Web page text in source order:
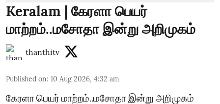
Keralam | கேரளா பெயர்
மாற்றம்..மசோதா இன்று அறிமுகம்
thanthitv
Published on: 10 Aug 2026, 4:32 am
கேரளா பெயர் மாற்றம்..மசோதா இன்று அறிமுகம்